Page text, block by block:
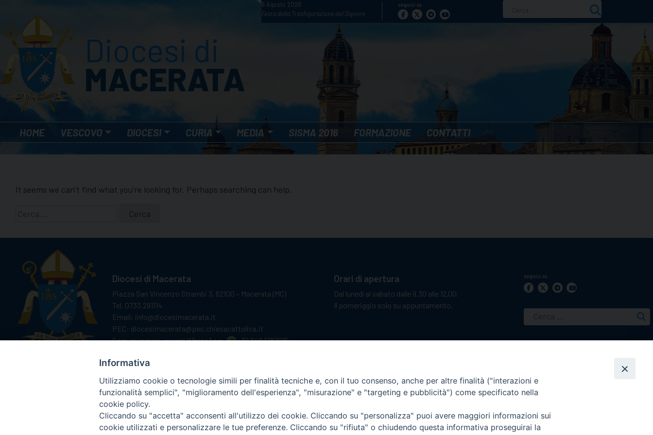
content
6 Agosto 2026
Festa della Trasfigurazione del Signore
seguici su
per:
HOME VESCOVO DIOCESI CURIA MEDIA SISMA 2016 FORMAZIONE CONTATTI
It seems we can’t find what you’re looking for. Perhaps searching can help.
Diocesi di Macerata
Piazza San Vincenzo Strambi 3, 62100 – Macerata (MC)
Tel. 0733.291114
Email: info@diocesimacerata.it
PEC: diocesimacerata@pec.chiesacattolica.it
Comunicazioni urgenti WhatsApp:
+39 349 1787015
Orari di apertura
Dal lunedì al sabato dalle 9.30 alle 12.00.
Il pomeriggio solo su appuntamento.
seguici su
per:
Informativa
Utilizziamo cookie o tecnologie simili per finalità tecniche e, con il tuo consenso, anche per altre finalità ("interazioni e
funzionalità semplici", "miglioramento dell'esperienza", "misurazione" e "targeting e pubblicità") come specificato nella
cookie policy.
Cliccando su "accetta" acconsenti all'utilizzo dei cookie. Cliccando su "personalizza" puoi avere maggiori informazioni sui
cookie utilizzati e personalizzare le tue preferenze. Cliccando su "rifiuta" o chiudendo questa informativa proseguirai la